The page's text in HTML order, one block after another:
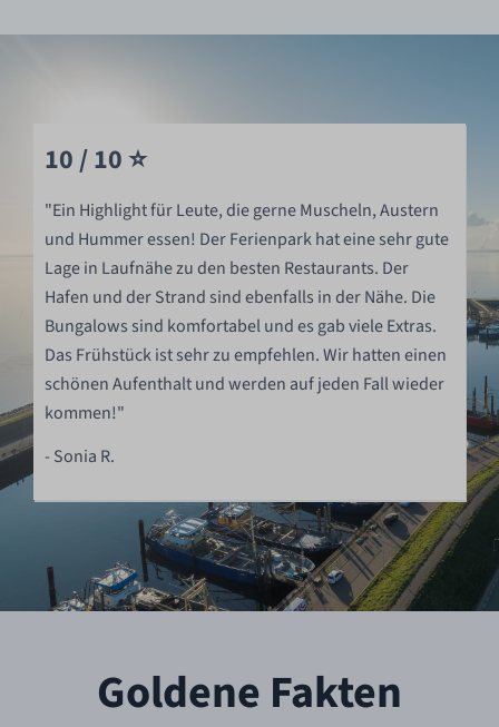
10 / 10 ⭐️
"Ein Highlight für Leute, die gerne Muscheln, Austern
und Hummer essen! Der Ferienpark hat eine sehr gute
Lage in Laufnähe zu den besten Restaurants. Der
Hafen und der Strand sind ebenfalls in der Nähe. Die
Bungalows sind komfortabel und es gab viele Extras.
Das Frühstück ist sehr zu empfehlen. Wir hatten einen
schönen Aufenthalt und werden auf jeden Fall wieder
kommen!"
- Sonia R.
Goldene Fakten